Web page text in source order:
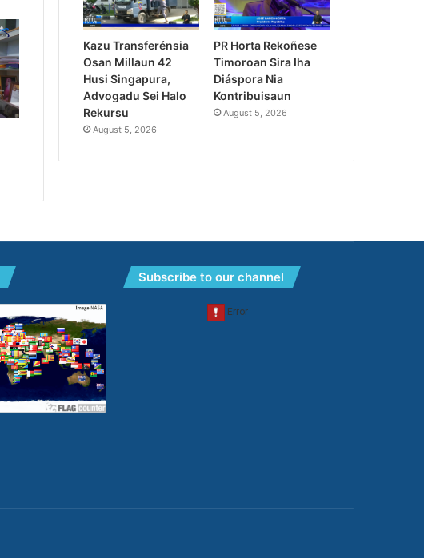
Kazu Transferénsia
Osan Millaun 42
Husi Singapura,
Advogadu Sei Halo
Rekursu
August 5, 2026
PR Horta Rekoñese
Timoroan Sira Iha
Diáspora Nia
Kontribuisaun
August 5, 2026
Subscribe to our channel